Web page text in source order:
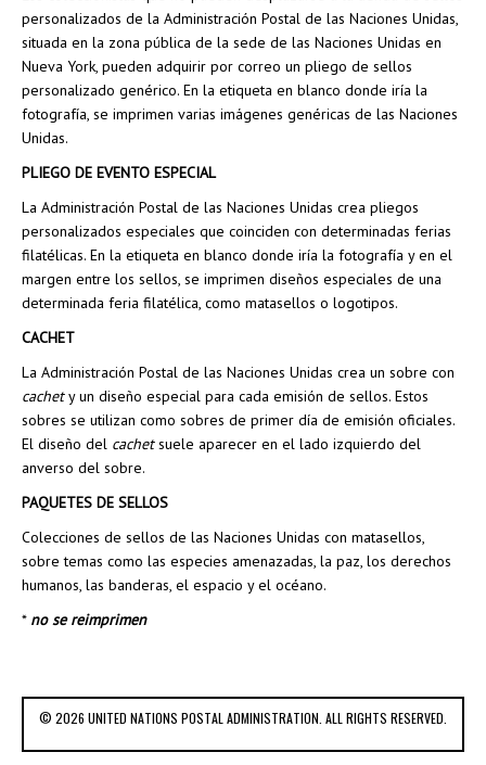
personalizados de la Administración Postal de las Naciones Unidas,
situada en la zona pública de la sede de las Naciones Unidas en
Nueva York, pueden adquirir por correo un pliego de sellos
personalizado genérico. En la etiqueta en blanco donde iría la
fotografía, se imprimen varias imágenes genéricas de las Naciones
Unidas.
PLIEGO DE EVENTO ESPECIAL
La Administración Postal de las Naciones Unidas crea pliegos
personalizados especiales que coinciden con determinadas ferias
filatélicas. En la etiqueta en blanco donde iría la fotografía y en el
margen entre los sellos, se imprimen diseños especiales de una
determinada feria filatélica, como matasellos o logotipos.
CACHET
La Administración Postal de las Naciones Unidas crea un sobre con
cachety un diseño especial para cada emisión de sellos. Estos
sobres se utilizan como sobres de primer día de emisión oficiales.
El diseño del cachetsuele aparecer en el lado izquierdo del
anverso del sobre.
PAQUETES DE SELLOS
Colecciones de sellos de las Naciones Unidas con matasellos,
sobre temas como las especies amenazadas, la paz, los derechos
humanos, las banderas, el espacio y el océano.
* no se reimprimen
© 2026 UNITED NATIONS POSTAL ADMINISTRATION. ALL RIGHTS RESERVED.